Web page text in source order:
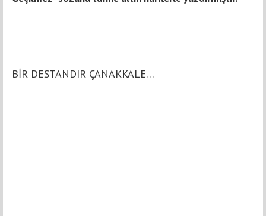
BİR DESTANDIR ÇANAKKALE…